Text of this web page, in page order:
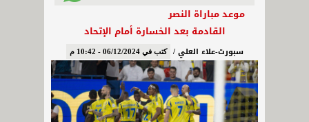
موعد مباراة النصر
القادمة بعد الخسارة أمام الإتحاد
سبورت-علاء العلي / كتب في 06/12/2024 - 10:42 م